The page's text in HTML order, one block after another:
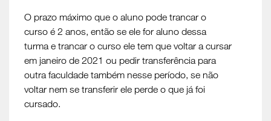
O prazo máximo que o aluno pode trancar o
curso é 2 anos, então se ele for aluno dessa
turma e trancar o curso ele tem que voltar a cursar
em janeiro de 2021 ou pedir transferência para
outra faculdade também nesse período, se não
voltar nem se transferir ele perde o que já foi
cursado.